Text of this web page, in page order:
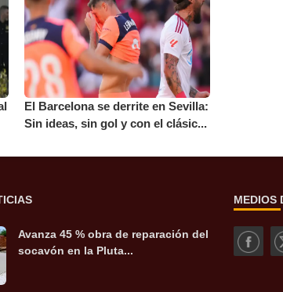
El Barcelona se derrite en Sevilla:
Sin ideas, sin gol y con el clásic...
Avanza 45 % obra de reparación del
socavón en la Pluta...
MEDIOS